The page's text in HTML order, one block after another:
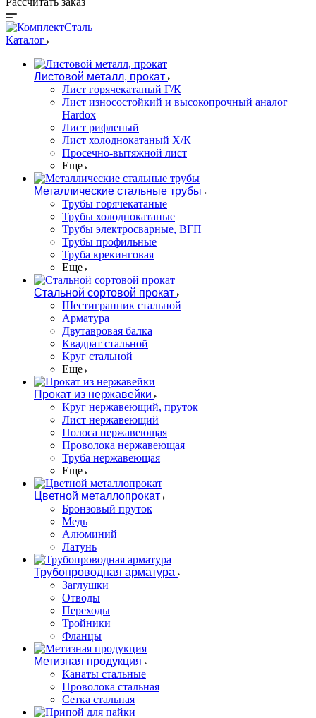
Каталог
Листовой металл, прокат
Лист горячекатаный Г/К
Лист износостойкий и высокопрочный аналог
Hardox
Лист рифленый
Лист холоднокатаный Х/К
Просечно-вытяжной лист
Еще
Металлические стальные трубы
Трубы горячекатаные
Трубы холоднокатаные
Трубы электросварные, ВГП
Трубы профильные
Труба крекинговая
Еще
Стальной сортовой прокат
Шестигранник стальной
Арматура
Двутавровая балка
Квадрат стальной
Круг стальной
Еще
Прокат из нержавейки
Круг нержавеющий, пруток
Лист нержавеющий
Полоса нержавеющая
Проволока нержавеющая
Труба нержавеющая
Еще
Цветной металлопрокат
Бронзовый пруток
Медь
Алюминий
Латунь
Трубопроводная арматура
Заглушки
Отводы
Переходы
Тройники
Фланцы
Метизная продукция
Канаты стальные
Проволока стальная
Сетка стальная